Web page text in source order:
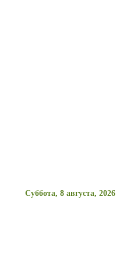
Суббота, 8 августа, 2026